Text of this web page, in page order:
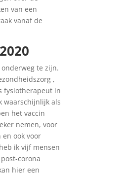
van een
vanaf de
te zijn.
,
fysiotherapeut in
waarschijnlijk als
het vaccin
nemen, voor
ook voor
ik vijf mensen
corona
hier een